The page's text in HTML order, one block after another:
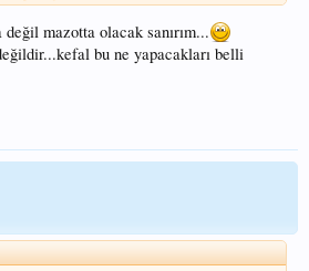
mazotta olacak sanırım...
bu ne yapacakları belli